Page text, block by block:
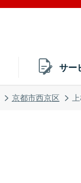
サー
京都市西京区